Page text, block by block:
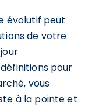
évolutif peut
de votre
pour
vous
à la pointe et